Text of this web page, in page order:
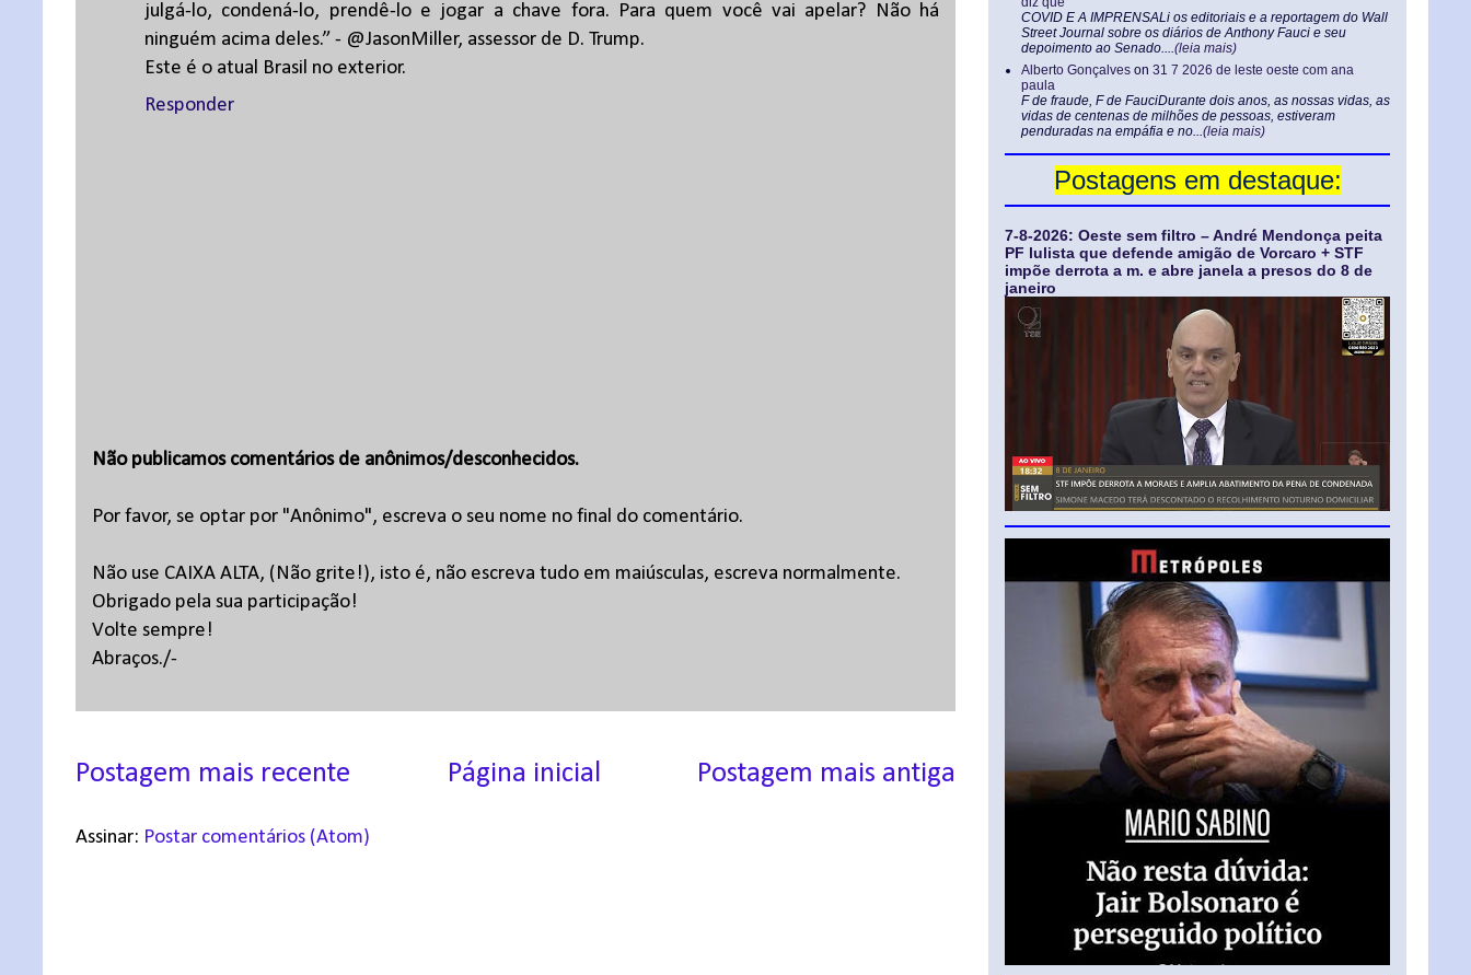
julgá-lo, condená-lo, prendê-lo e jogar a chave fora. Para quem você vai apelar? Não há
ninguém acima deles.” - @JasonMiller, assessor de D. Trump.
Este é o atual Brasil no exterior.
Responder
Não publicamos comentários de anônimos/desconhecidos.
Por favor, se optar por "Anônimo", escreva o seu nome no final do comentário.
Não use CAIXA ALTA, (Não grite!), isto é, não escreva tudo em maiúsculas, escreva normalmente.
Obrigado pela sua participação!
Volte sempre!
Abraços./-
Postagem mais recente Postagem mais antiga
Página inicial
Assinar: Postar comentários (Atom)
COVID E A IMPRENSALi os editoriais e a reportagem do Wall
Street Journal sobre os diários de Anthony Fauci e seu
depoimento ao Senado....(leia mais)
Alberto Gonçalves on 31 7 2026 de leste oeste com ana
paula
F de fraude, F de FauciDurante dois anos, as nossas vidas, as
vidas de centenas de milhões de pessoas, estiveram
penduradas na empáfia e no...(leia mais)
Postagens em destaque:
7-8-2026: Oeste sem filtro – André Mendonça peita
PF lulista que defende amigão de Vorcaro + STF
impõe derrota a m. e abre janela a presos do 8 de
janeiro